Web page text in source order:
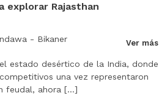
explorar Rajasthan
- Bikaner Ver más
estado desértico de la India, donde
una vez representaron
feudal, ahora […]